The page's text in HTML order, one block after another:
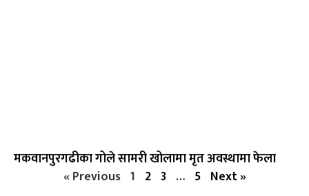
मकवानपुरगढीका गोले सामरी खोलामा मृत अवस्थामा फेला
« Previous 1 2 3 … 5 Next »